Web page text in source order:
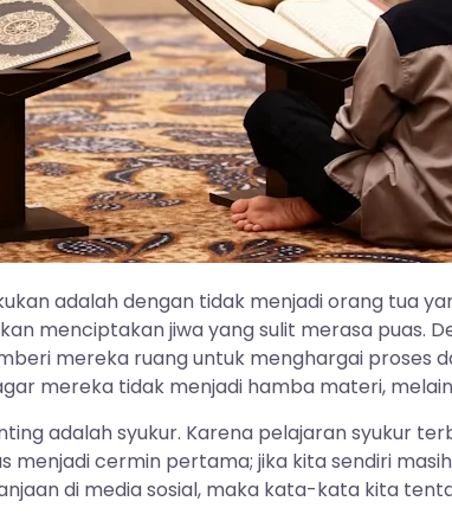
adalah dengan tidak menjadi orang tua
menciptakan jiwa yang sulit merasa puas.
mereka ruang untuk menghargai proses
mereka tidak menjadi hamba materi,
adalah syukur. Karena pelajaran syukur
menjadi cermin pertama; jika kita sendiri
di media sosial, maka kata-kata kita